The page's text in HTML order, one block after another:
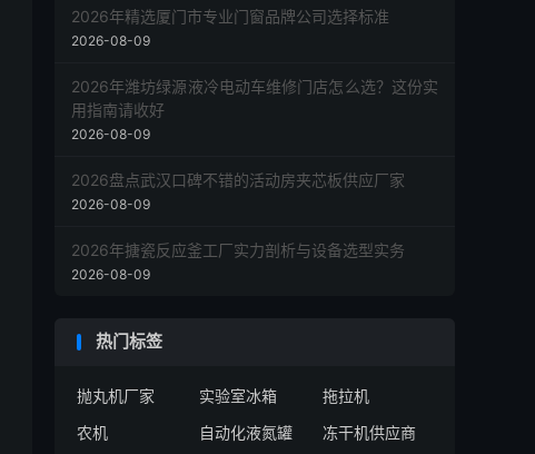
2026年精选厦门市专业门窗品牌公司选择标准
2026-08-09
2026年潍坊绿源液冷电动车维修门店怎么选？这份实
用指南请收好
2026-08-09
2026盘点武汉口碑不错的活动房夹芯板供应厂家
2026-08-09
2026年搪瓷反应釜工厂实力剖析与设备选型实务
2026-08-09
热门标签
抛丸机厂家 实验室冰箱
拖拉机
农机
自动化液氮罐
冻干机供应商